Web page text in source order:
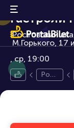
Гастроли
Ростовский
М.Горького, 17
ср, 19:00
Рост